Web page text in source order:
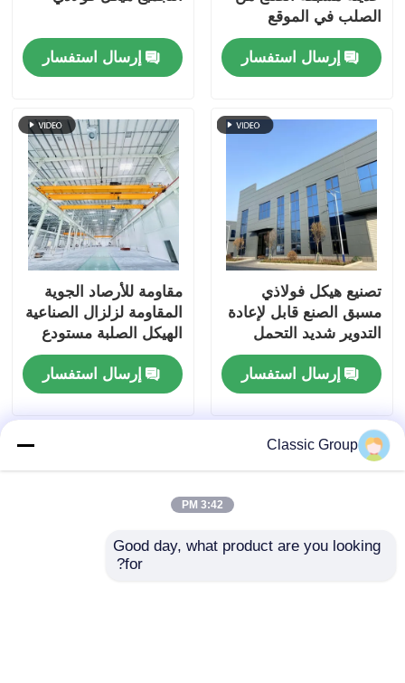
الصلب في الموقع
إرسال استفسار إرسال استفسار
تصنيع هيكل فولاذي
مسبق الصنع قابل لإعادة
التدوير شديد التحمل
مقاوم للزلازل
إرسال استفسار
مقاومة للأرصاد الجوية
المقاومة لزلزال الصناعية
الهيكل الصلبة مستودع
بوابة الإطار
إرسال استفسار
Classic Group
3:42 PM
Good day, what product are you looking
for?